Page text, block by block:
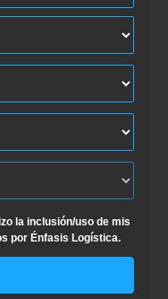
la inclusión/uso de mis
por Énfasis Logística.